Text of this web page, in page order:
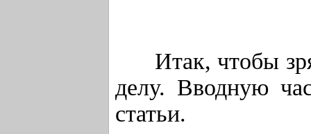
Итак, чтобы зря
делу. Вводную
статьи.